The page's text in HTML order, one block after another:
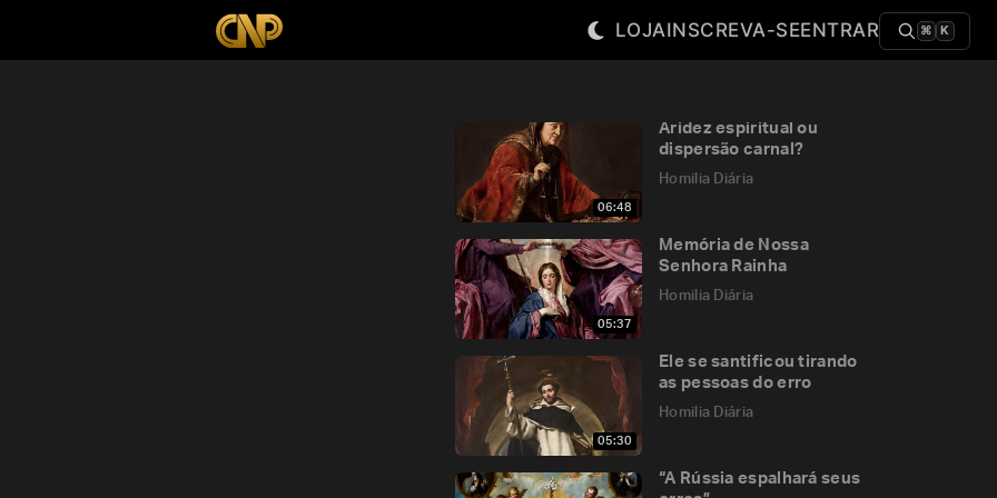
LOJAINSCREVA-SEENTRAR ⌘ K
06:48
Aridez espiritual ou
dispersão carnal?
Homilia Diária
05:37
Memória de Nossa
Senhora Rainha
Homilia Diária
05:30
Ele se santificou tirando
as pessoas do erro
Homilia Diária
“A Rússia espalhará seus